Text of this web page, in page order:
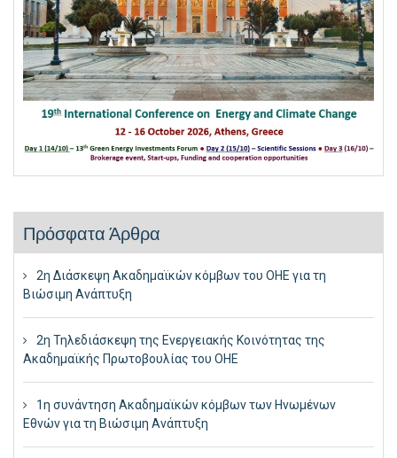
Πρόσφατα Άρθρα
2η Διάσκεψη Ακαδημαϊκών κόμβων του ΟΗΕ για τη
Βιώσιμη Ανάπτυξη
2η Τηλεδιάσκεψη της Ενεργειακής Κοινότητας της
Ακαδημαϊκής Πρωτοβουλίας του ΟΗΕ
1η συνάντηση Ακαδημαϊκών κόμβων των Ηνωμένων
Εθνών για τη Βιώσιμη Ανάπτυξη